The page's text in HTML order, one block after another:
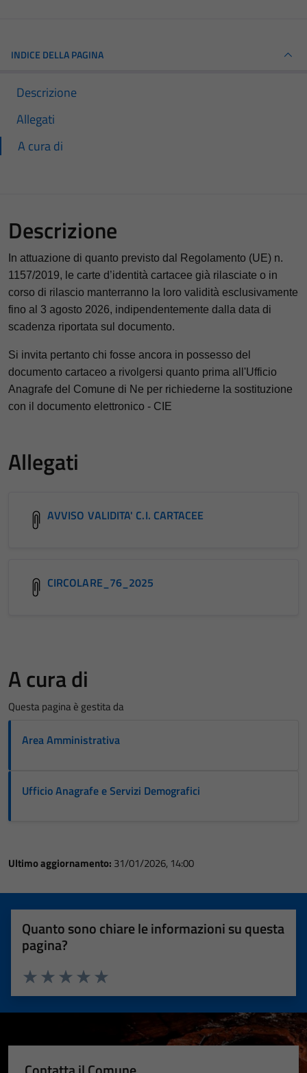
INDICE DELLA PAGINA
Descrizione
Allegati
A cura di
Descrizione
In attuazione di quanto previsto dal Regolamento (UE) n.
1157/2019, le carte d’identità cartacee già rilasciate o in
corso di rilascio manterranno la loro validità esclusivamente
fino al 3 agosto 2026, indipendentemente dalla data di
scadenza riportata sul documento.
Si invita pertanto chi fosse ancora in possesso del
documento cartaceo a rivolgersi quanto prima all'Ufficio
Anagrafe del Comune di Ne per richiederne la sostituzione
con il documento elettronico - CIE
Allegati
AVVISO VALIDITA' C.I. CARTACEE
CIRCOLARE_76_2025
A cura di
Questa pagina è gestita da
Area Amministrativa
Ufficio Anagrafe e Servizi Demografici
Ultimo aggiornamento: 31/01/2026, 14:00
Quanto sono chiare le informazioni su questa
pagina?
Valuta 5 stelle su 5
Valuta 4 stelle su 5
Valuta 3 stelle su 5
Valuta 2 stelle su 5
Valuta 1 stelle su 5